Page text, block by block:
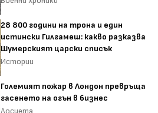
28 800 години на трона и един
истински Гилгамеш: какво разказва
Шумерският царски списък
Истории
Големият пожар в Лондон превръща
гасенето на огън в бизнес